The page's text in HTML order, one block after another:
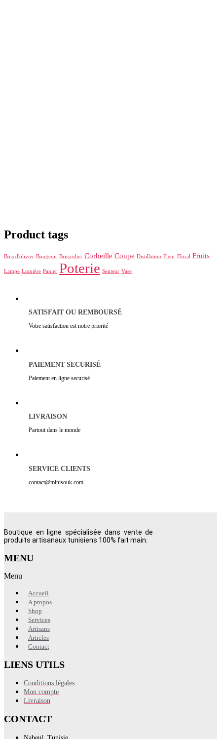
Product tags
Bois d'olivier Bougeoir Brigardier Corbeille Coupe Distillation Fleur Floral Fruits
Lampe Lumière Panier Poterie Senteur Vase
SATISFAIT OU REMBOURSÉ
Votre satisfaction est notre priorité
PAIEMENT SECURISÉ
Paiement en ligne securisé
LIVRAISON
Partout dans le monde
SERVICE CLIENTS
contact@minisouk.com
Boutique en ligne spécialisée dans vente de
produits artisanaux tunisiens 100% fait main.
MENU
Menu
Accueil
A propos
Shop
Services
Artisans
Articles
Contact
LIENS UTILS
Conditions légales
Mon compte
Livraison
CONTACT
Nabeul, Tunisie